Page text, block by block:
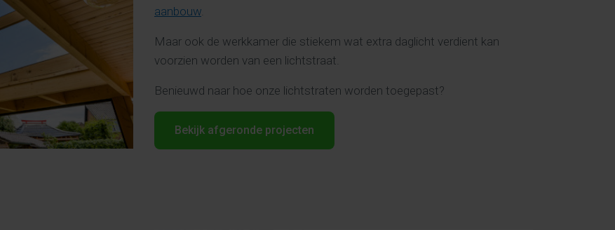
aanbouw
Maar ook de werkkamer die stiekem wat extra daglicht verdient kan
voorzien worden van een lichtstraat.
Benieuwd naar hoe onze lichtstraten worden toegepast?
Bekijk afgeronde projecten